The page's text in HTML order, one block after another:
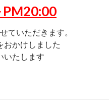
ていただきます。
おかけしました
いたします